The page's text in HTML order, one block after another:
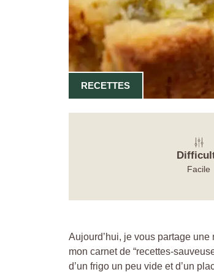
RECETTES
Facile
Aujourd’hui, je vous partage
mon carnet de “recettes-
d’un frigo un peu vide et d’un